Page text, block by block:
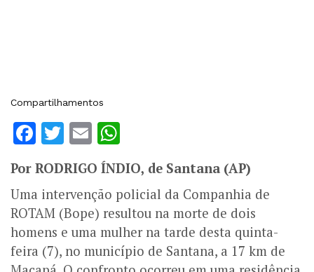
Compartilhamentos
Facebook
Twitter
Email
Por RODRIGO ÍNDIO, de Santana (AP)
Uma intervenção policial da Companhia de
ROTAM (Bope) resultou na morte de dois
homens e uma mulher na tarde desta quinta-
feira (7), no município de Santana, a 17 km de